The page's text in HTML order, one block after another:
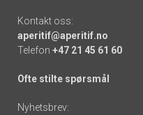
Kontakt oss:
aperitif@aperitif.no
Telefon +47 21 45 61 60
Ofte stilte spørsmål
Nyhetsbrev: